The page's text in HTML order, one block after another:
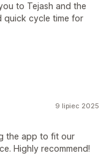
to Tejash and the
quick cycle time for
9 lipiec 2025
the app to fit our
Highly recommend!